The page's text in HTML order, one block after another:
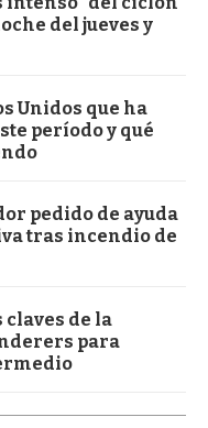
del jueves y
Unidos que ha
período y qué
pedido de ayuda
tras incendio de
claves de la
para